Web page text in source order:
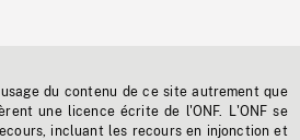
du contenu de ce site autrement que
une licence écrite de l'ONF. L'ONF se
incluant les recours en injonction et